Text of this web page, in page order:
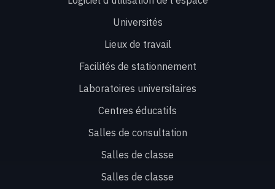
Universités
Lieux de travail
Facilités de stationnement
Laboratoires universitaires
Centres éducatifs
Salles de consultation
Salles de classe
Salles de classe